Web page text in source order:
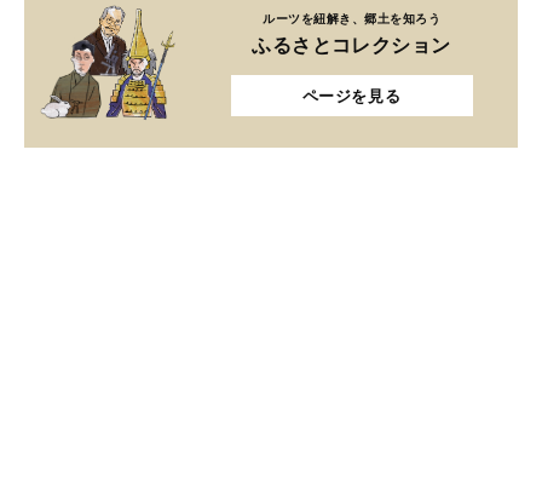
ルーツを紐解き、郷土を知ろう
ふるさとコレクション
ページを見る